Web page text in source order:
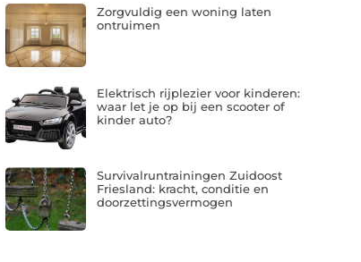
Zorgvuldig een woning laten
ontruimen
Elektrisch rijplezier voor kinderen:
waar let je op bij een scooter of
kinder auto?
Survivalruntrainingen Zuidoost
Friesland: kracht, conditie en
doorzettingsvermogen